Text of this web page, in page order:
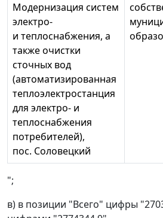
Модернизация систем
электро-
и теплоснабжения, а
также очистки
сточных вод
(автоматизированная
теплоэлектростанция
для электро- и
теплоснабжения
потребителей),
пос. Соловецкий
";
в) в позиции "Всего" цифры